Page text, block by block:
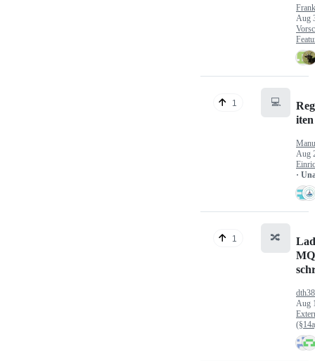
Aug
1 💻
iten
Aug
·
1 🔀
Aug